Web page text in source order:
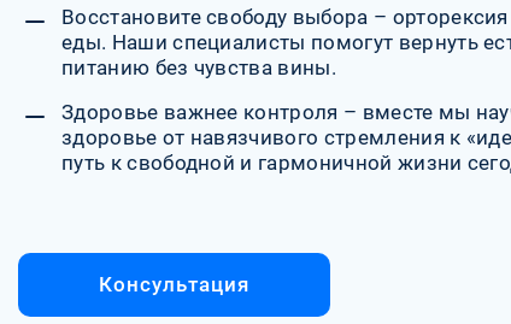
Восстановите свободу выбора –
еды. Наши специалисты помогут вернуть
питанию без чувства вины.
Здоровье важнее контроля – вместе мы
здоровье от навязчивого стремления к
путь к свободной и гармоничной жизни
Консультация